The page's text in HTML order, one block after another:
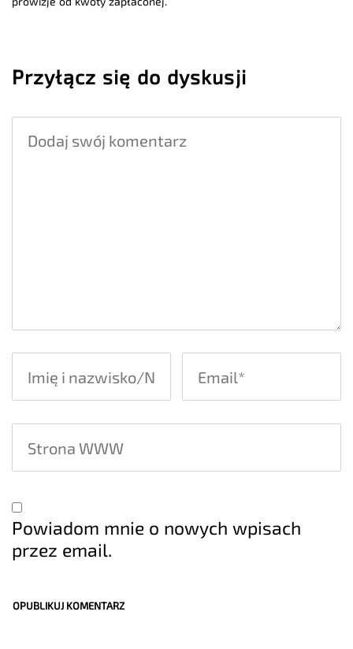
Przyłącz się do dyskusji
Powiadom mnie o nowych wpisach
przez email.